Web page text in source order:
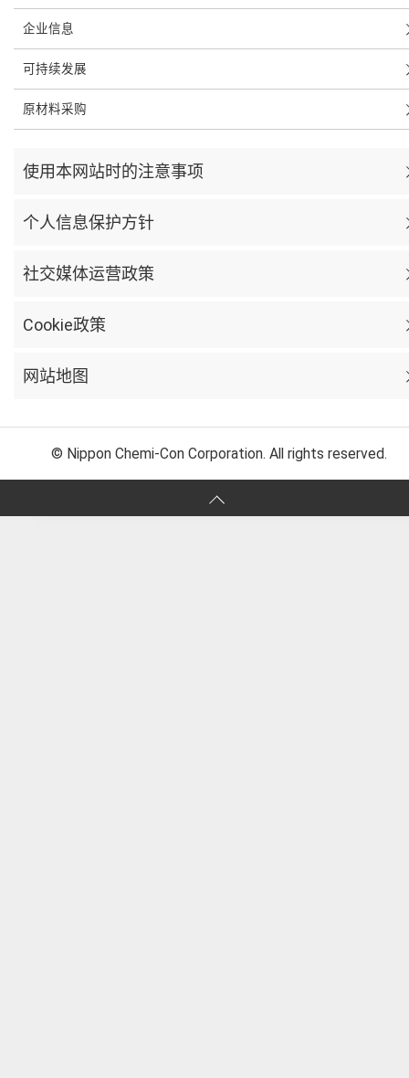
企业信息
可持续发展
原材料采购
使用本网站时的注意事项
个人信息保护方针
社交媒体运营政策
Cookie政策
网站地图
© Nippon Chemi-Con Corporation. All rights reserved.